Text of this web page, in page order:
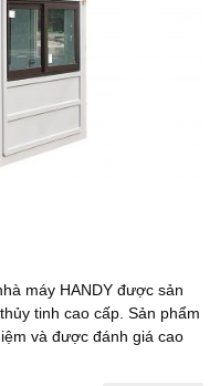
máy HANDY được sản
tinh cao cấp. Sản phẩm
và được đánh giá cao